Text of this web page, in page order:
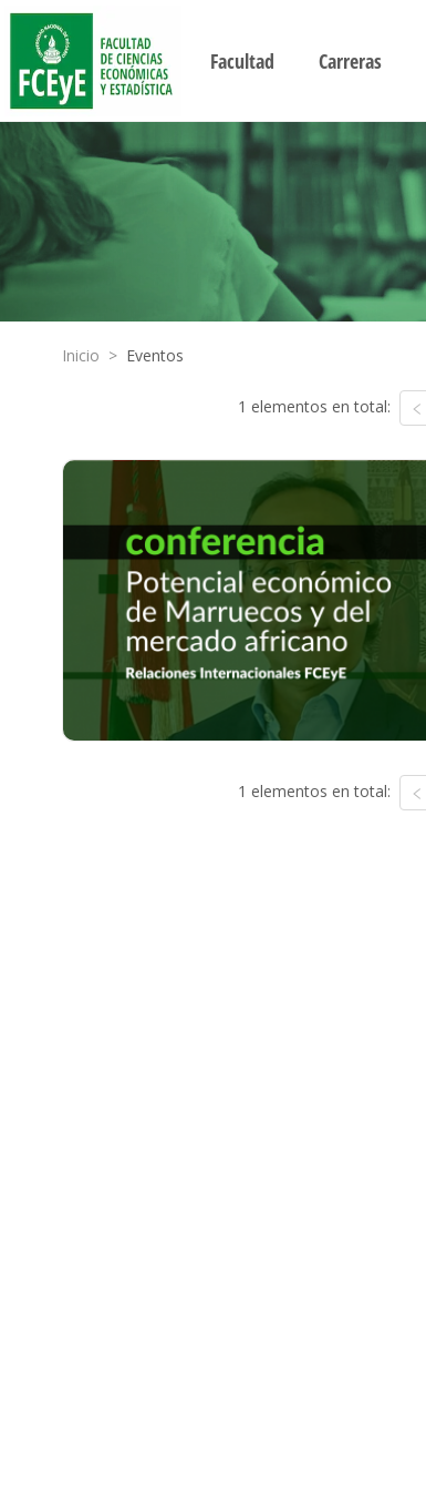
Facultad Carreras
Inicio > Eventos
1 elementos en total:
1 elementos en total: